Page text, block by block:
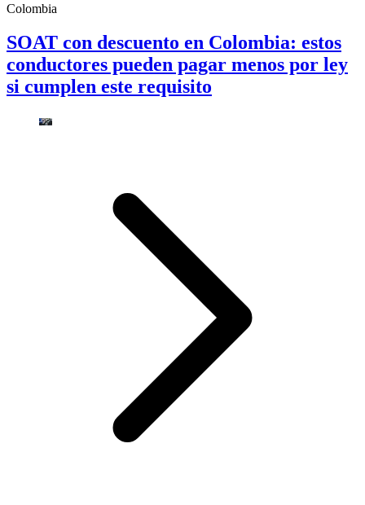
Colombia
SOAT con descuento en Colombia: estos
conductores pueden pagar menos por ley
si cumplen este requisito